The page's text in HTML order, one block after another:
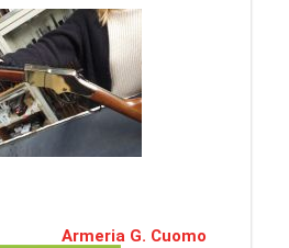
Armeria G. Cuomo